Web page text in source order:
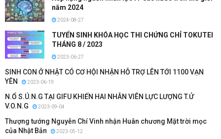
năm 2024
2024-08-27
TUYỂN SINH KHÓA HỌC THI CHỨNG CHỈ TOKUTEI
THÁNG 8 / 2023
2023-06-27
SINH CON Ở NHẬT CÓ CƠ HỘI NHẬN HỖ TRỢ LÊN TỚI 1100 VẠN
YÊN
2023-06-19
N.Ổ S.Ú.N.G TẠI GIFU KHIẾN HAI NHÂN VIÊN LỰC LƯỢNG T.Ử
V.O.N.G
2023-09-04
Thượng tướng Nguyễn Chí Vinh nhận Huân chương Mặt trời mọc
của Nhật Bản
2023-05-12